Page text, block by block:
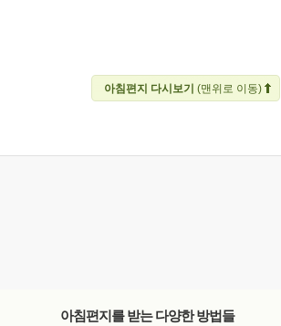
아침편지 다시보기 (맨위로 이동)
아침편지를 받는 다양한 방법들